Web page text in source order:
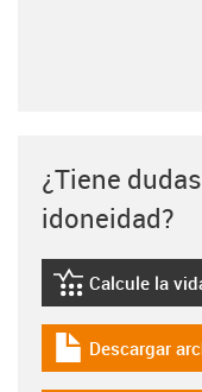
¿Tiene
idoneidad?
igus-icon-
Calcule la
igus-icon-
Descargar